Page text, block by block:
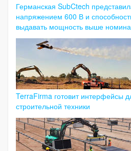
Германская SubCtech
напряжением 600 В и
выдавать мощность выше
TerraFirma готовит интерфейсы
строительной техники